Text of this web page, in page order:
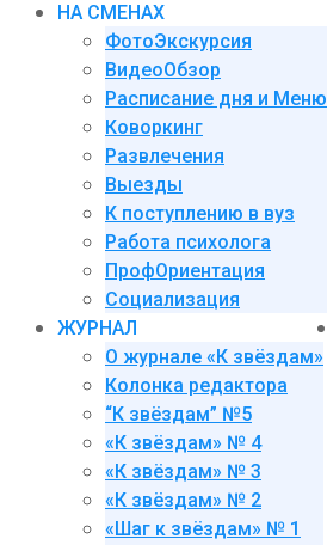
НА СМЕНАХ
ФотоЭкскурсия
ВидеоОбзор
Расписание дня и Меню
Коворкинг
Развлечения
Выезды
К поступлению в вуз
Работа психолога
ПрофОриентация
Социализация
ЖУРНАЛ
О журнале «К звёздам»
Колонка редактора
“К звёздам” №5
«К звёздам» № 4
«К звёздам» № 3
«К звёздам» № 2
«Шаг к звёздам» № 1